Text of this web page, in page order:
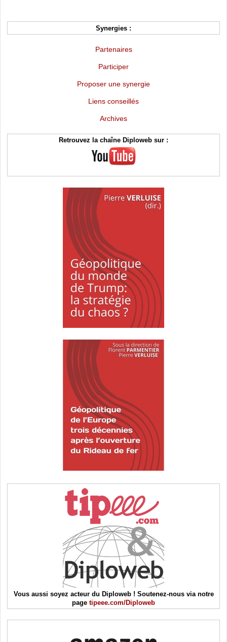
Synergies :
Partenaires
Participer
Proposer une synergie
Liens conseillés
Archives
Retrouvez la chaîne Diploweb sur :
Vous aussi soyez acteur du Diploweb ! Soutenez-nous via notre
page tipeee.com/Diploweb